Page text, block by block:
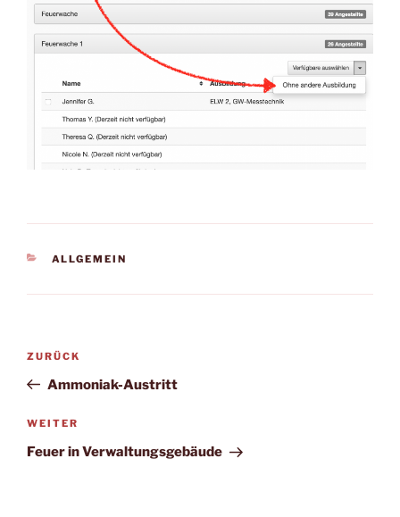
KATEGORIEN
ALLGEMEIN
Beitragsnavigation
Vorheriger
Beitrag
ZURÜCK
Ammoniak-Austritt
Nächster
Beitrag
WEITER
Feuer in Verwaltungsgebäude